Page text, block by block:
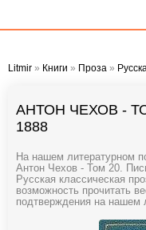
Litmir » Книги » Проза »
АНТОН ЧЕХОВ -
1888
На нашем литературном
Антон Чехов - Том 20.
Русская классическая
возможность прочитать
подтверждения на нашем